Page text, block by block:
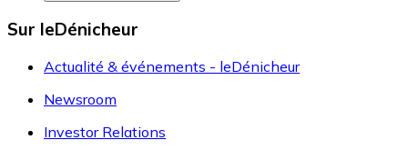
Sur leDénicheur
Actualité & événements - leDénicheur
Newsroom
Investor Relations